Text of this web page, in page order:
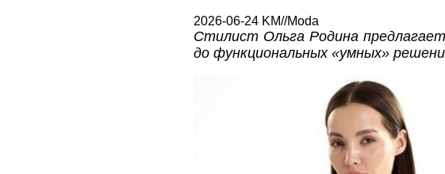
2026-06-24 KM//Moda
Стилист Ольга Родина
до функциональных «умных»